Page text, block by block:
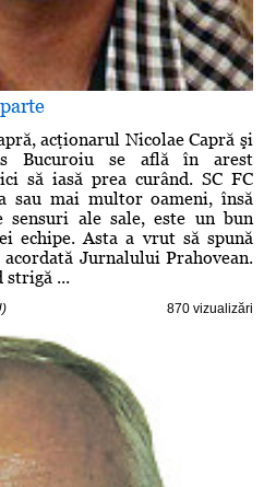
acţionarul Nicolae Capră şi
Bucuroiu se află în arest
să iasă prea curând. SC FC
sau mai multor oameni, însă
ale sale, este un bun
echipe. Asta a vrut să spună
Jurnalului Prahovean.
strigă ...
870 vizualizări